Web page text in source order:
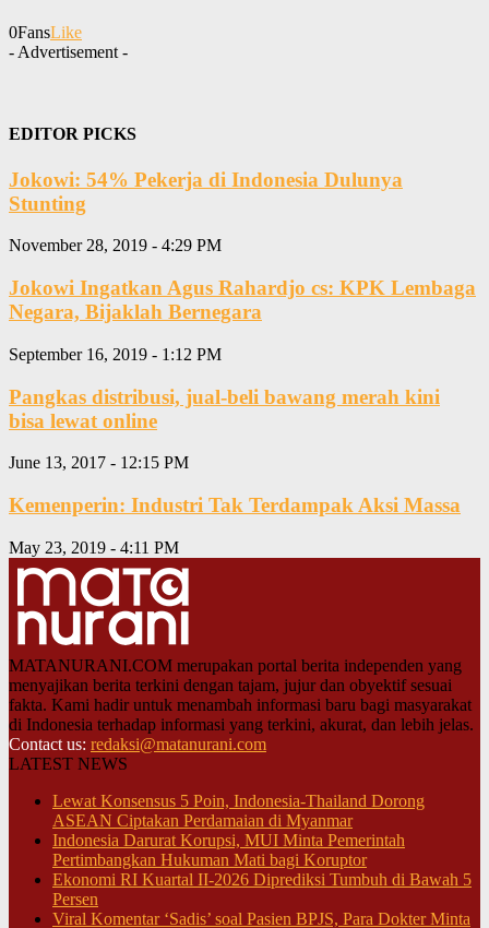
0FansLike
- Advertisement -
EDITOR PICKS
Jokowi: 54% Pekerja di Indonesia Dulunya
Stunting
November 28, 2019 - 4:29 PM
Jokowi Ingatkan Agus Rahardjo cs: KPK Lembaga
Negara, Bijaklah Bernegara
September 16, 2019 - 1:12 PM
Pangkas distribusi, jual-beli bawang merah kini
bisa lewat online
June 13, 2017 - 12:15 PM
Kemenperin: Industri Tak Terdampak Aksi Massa
May 23, 2019 - 4:11 PM
MATANURANI.COM merupakan portal berita independen yang
menyajikan berita terkini dengan tajam, jujur dan obyektif sesuai
fakta. Kami hadir untuk menambah informasi baru bagi masyarakat
di Indonesia terhadap informasi yang terkini, akurat, dan lebih jelas.
Contact us: redaksi@matanurani.com
LATEST NEWS
Lewat Konsensus 5 Poin, Indonesia-Thailand Dorong
ASEAN Ciptakan Perdamaian di Myanmar
Indonesia Darurat Korupsi, MUI Minta Pemerintah
Pertimbangkan Hukuman Mati bagi Koruptor
Ekonomi RI Kuartal II-2026 Diprediksi Tumbuh di Bawah 5
Persen
Viral Komentar ‘Sadis’ soal Pasien BPJS, Para Dokter Minta